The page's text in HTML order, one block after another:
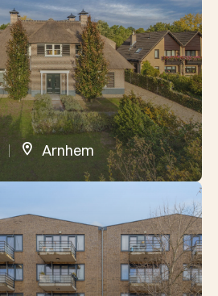
Arnhem